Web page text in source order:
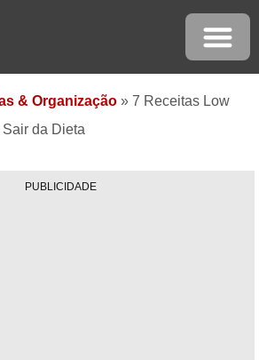
& Organização » 7 Receitas Low
da Dieta
PUBLICIDADE